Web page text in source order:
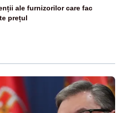
ale furnizorilor care fac
prețul